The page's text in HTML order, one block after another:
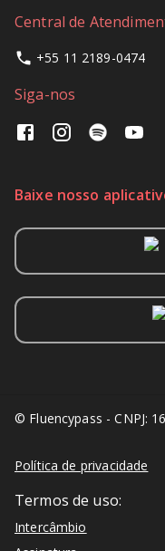
Central de
+55 11 2189-0474
Siga-nos
Baixe nosso
© Fluencypass - CNPJ:
Política de privacidade
Termos de uso:
Intercâmbio